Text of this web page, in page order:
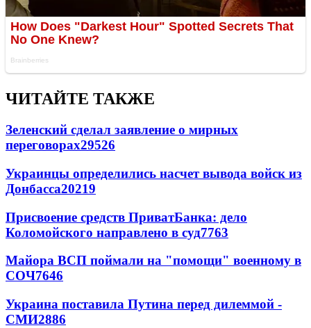
ЧИТАЙТЕ ТАКЖЕ
Зеленский сделал заявление о мирных
переговорах29526
Украинцы определились насчет вывода войск из
Донбасса20219
Присвоение средств ПриватБанка: дело
Коломойского направлено в суд7763
Майора ВСП поймали на "помощи" военному в
СОЧ7646
Украина поставила Путина перед дилеммой -
СМИ2886